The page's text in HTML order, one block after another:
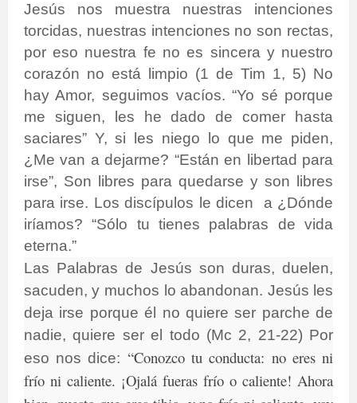
Jesús nos muestra nuestras intenciones
torcidas, nuestras intenciones no son rectas,
por eso nuestra fe no es sincera y nuestro
corazón no está limpio (1 de Tim 1, 5) No
hay Amor, seguimos vacíos. “Yo sé porque
me siguen, les he dado de comer hasta
saciares” Y, si les niego lo que me piden,
¿Me van a dejarme? “Están en libertad para
irse”, Son libres para quedarse y son libres
para irse. Los discípulos le dicen a ¿Dónde
iríamos? “Sólo tu tienes palabras de vida
eterna.”
Las Palabras de Jesús son duras, duelen,
sacuden, y muchos lo abandonan. Jesús les
deja irse porque él no quiere ser parche de
nadie, quiere ser el todo (Mc 2, 21-22) Por
eso nos dice: “Conozco tu conducta: no eres ni
frío ni caliente. ¡Ojalá fueras frío o caliente! Ahora